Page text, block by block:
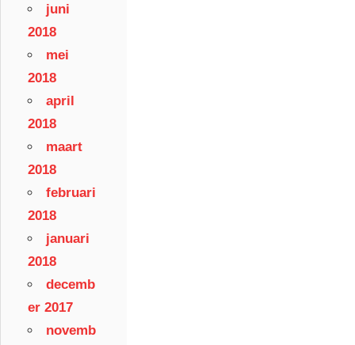
juni
2018
mei
2018
april
2018
maart
2018
februari
2018
januari
2018
decemb
er 2017
novemb